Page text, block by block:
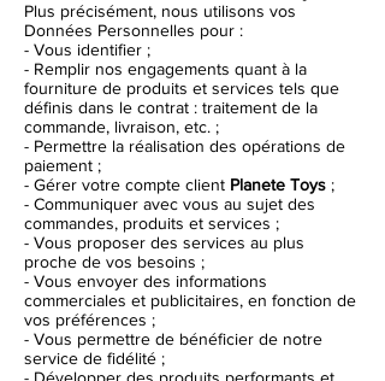
Plus précisément, nous utilisons vos
Données Personnelles pour :
- Vous identifier ;
- Remplir nos engagements quant à la
fourniture de produits et services tels que
définis dans le contrat : traitement de la
commande, livraison, etc. ;
- Permettre la réalisation des opérations de
paiement ;
- Gérer votre compte client Planete Toys ;
- Communiquer avec vous au sujet des
commandes, produits et services ;
- Vous proposer des services au plus
proche de vos besoins ;
- Vous envoyer des informations
commerciales et publicitaires, en fonction de
vos préférences ;
- Vous permettre de bénéficier de notre
service de fidélité ;